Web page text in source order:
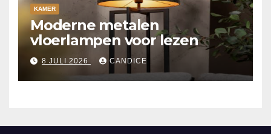
KAMER
Moderne metalen
vloerlampen voor lezen
8 JULI 2026 CANDICE